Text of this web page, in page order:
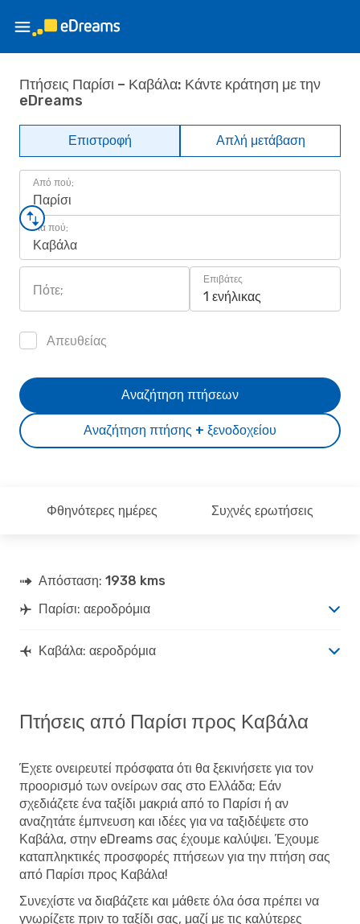
Πτήσεις Παρίσι – Καβάλα: Κάντε κράτηση με την
eDreams
Επιστροφή Απλή μετάβαση
Από πού;
Παρίσι
Για πού;
Καβάλα
Πότε;
Επιβάτες
1 ενήλικας
Απευθείας
Αναζήτηση πτήσης + ξενοδοχείου
Αναζήτηση πτήσεων
Φθηνότερες ημέρες Συχνές ερωτήσεις
Απόσταση: 1938 kms
Παρίσι: αεροδρόμια
Καβάλα: αεροδρόμια
Πτήσεις από Παρίσι προς Καβάλα
Έχετε ονειρευτεί πρόσφατα ότι θα ξεκινήσετε για τον
προορισμό των ονείρων σας στο Ελλάδα; Εάν
σχεδιάζετε ένα ταξίδι μακριά από το Παρίσι ή αν
αναζητάτε έμπνευση και ιδέες για να ταξιδέψετε στο
Καβάλα, στην eDreams σας έχουμε καλύψει. Έχουμε
καταπληκτικές προσφορές πτήσεων για την πτήση σας
από Παρίσι προς Καβάλα!
Συνεχίστε να διαβάζετε και μάθετε όλα όσα πρέπει να
γνωρίζετε πριν το ταξίδι σας, μαζί με τις καλύτερες